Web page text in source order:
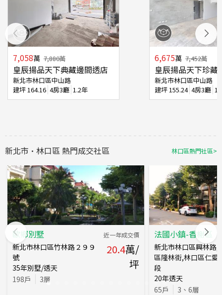
7,058萬 7,880萬
皇辰揚品天下典藏邊間透店
新北市林口區中山路
建坪164.16 4房3廳 1.2年
6,675萬 7,452萬
皇辰揚品天下珍藏
新北市林口區中山路
建坪155.24 4房3廳
新北市 · 林口區 熱門成交社區 林口區熱門社區>
歐鄉別墅 近一年成交價
新北市林口區竹林路２９９
號
35年別墅/透天
198戶 3層
20.4萬/
坪
法國小鎮-香榭區
新北市林口區興林路,
區隆林街,林口區仁愛
段
20年透天
65戶 3、6層